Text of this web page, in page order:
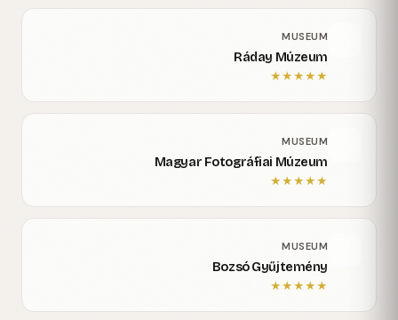
MUSEUM
Ráday Múzeum
★
★
★
★
★
MUSEUM
Magyar Fotográfiai Múzeum
★
★
★
★
★
MUSEUM
Bozsó Gyűjtemény
★
★
★
★
★